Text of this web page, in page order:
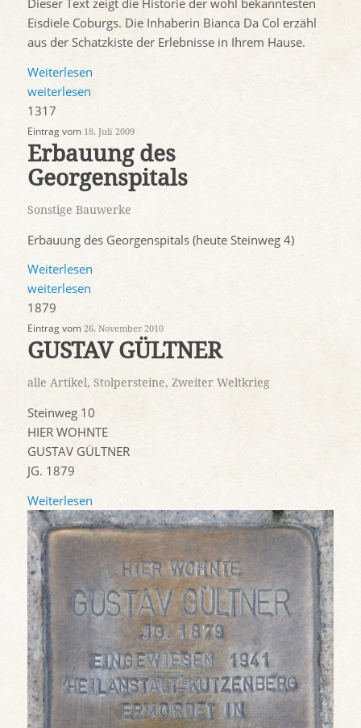
Dieser Text zeigt die Historie der wohl bekanntesten
Eisdiele Coburgs. Die Inhaberin Bianca Da Col erzähl
aus der Schatzkiste der Erlebnisse in Ihrem Hause.
Weiterlesen
weiterlesen
1317
Eintrag vom 18. Juli 2009
Erbauung des
Georgenspitals
Sonstige Bauwerke
Erbauung des Georgenspitals (heute Steinweg 4)
Weiterlesen
weiterlesen
1879
Eintrag vom 26. November 2010
GUSTAV GÜLTNER
alle Artikel, Stolpersteine, Zweiter Weltkrieg
Steinweg 10
HIER WOHNTE
GUSTAV GÜLTNER
JG. 1879
Weiterlesen